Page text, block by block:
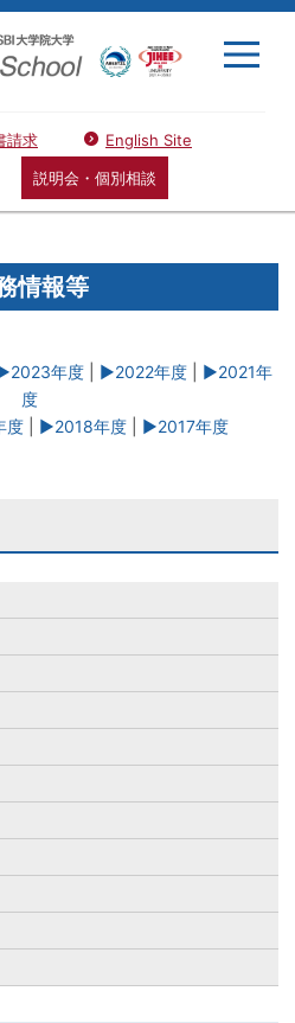
請求
English Site
説明会・個別相談
情報等
年度 ▶2022年度
▶2021年
度
度| ▶2018年度| ▶2017年度